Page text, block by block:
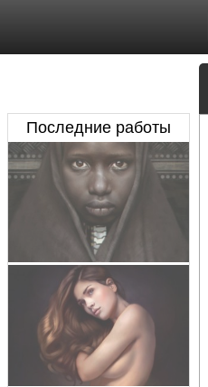
Последние работы